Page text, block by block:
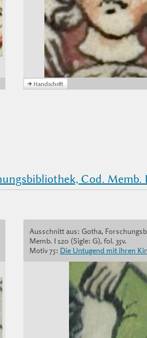
Cod. Memb.
Ausschnitt aus: Gotha,
Memb. I 120 (Sigle: G), fol. 35v.
Motiv 75: Die Untugend mit ihren